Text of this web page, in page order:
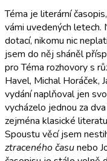
Téma je literární
vámi uvedených letech.
dotací, nikomu nic
jsem do něj sháněl
pro Téma rozhovory s
Havel, Michal Horáček,
vydání naplňoval jen
vycházelo jednou za
zejména klasické
Spoustu věcí jsem
ztraceného časunebo